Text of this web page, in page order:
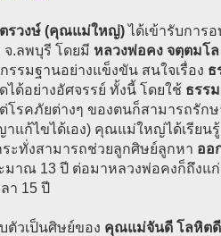
รวงษ์ (คุณแม่ใหญ่)ได้เข้ารับการ
.ลพบุรี โดยมี หลวงพ่อคง จตฺตมโล
รมฐานอย่างแข็งขัน สนใจเรื่อง ธ
ได้อย่างอัศจรรย์ ทั้งนี้ โดยใช้ ธรร
โรคภัยต่างๆ ของตนก็สามารถรัก
ก้ไขได้เอง) คุณแม่ใหญ่ได้เรียนรู้
ะทั่งสามารถช่วยลูกศิษย์ลูกหา ออ
มาณ 13 ปี ต่อมาหลวงพ่อคงก็ถึง
า 15 ปี
วเป็นศิษย์ของ คุณแม่จันดี โลหิตดี